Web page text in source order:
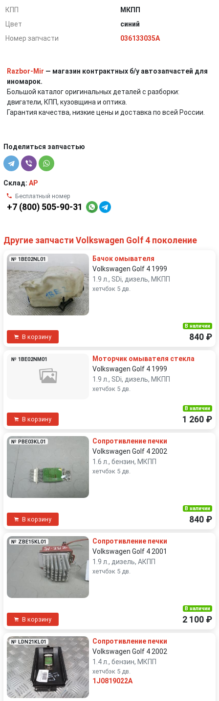
КПП
МКПП
Цвет
синий
Номер запчасти
036133035A
Razbor-Mir — магазин контрактных б/у автозапчастей для
иномарок.
Большой каталог оригинальных деталей с разборки:
двигатели, КПП, кузовщина и оптика.
Гарантия качества, низкие цены и доставка по всей России.
Поделиться запчастью
Склад: AP
Бесплатный номер
+7 (800) 505-90-31
Другие запчасти Volkswagen Golf 4 поколение
№ 1BE02NL01
Бачок омывателя
Volkswagen Golf 4 1999
1.9 л., SDi, дизель, МКПП
хетчбэк 5 дв.
В корзину
В наличии
840 ₽
№ 1BE02NM01
Моторчик омывателя стекла
Volkswagen Golf 4 1999
1.9 л., SDi, дизель, МКПП
хетчбэк 5 дв.
В корзину
В наличии
1 260 ₽
№ PBE03KL01
Сопротивление печки
Volkswagen Golf 4 2002
1.6 л., бензин, МКПП
хетчбэк 5 дв.
В корзину
В наличии
840 ₽
№ ZBE15KL01
Сопротивление печки
Volkswagen Golf 4 2001
1.9 л., дизель, АКПП
хетчбэк 5 дв.
В корзину
В наличии
2 100 ₽
№ LDN21KL01
Сопротивление печки
Volkswagen Golf 4 2002
1.4 л., бензин, МКПП
хетчбэк 5 дв.
1J0819022A